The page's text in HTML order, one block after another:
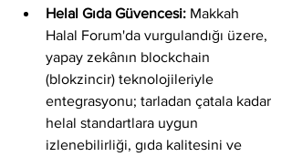
Helal Gıda Güvencesi: Makkah
Halal Forum'da vurgulandığı üzere,
yapay zekânın blockchain
(blokzincir) teknolojileriyle
entegrasyonu; tarladan çatala kadar
helal standartlara uygun
izlenebilirliği, gıda kalitesini ve